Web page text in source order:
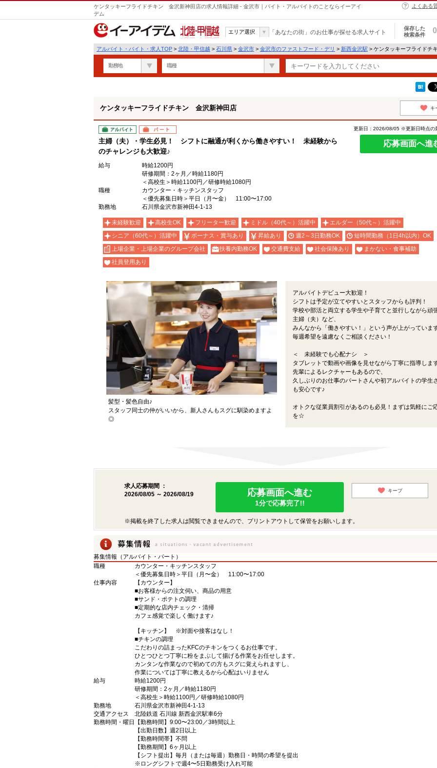
ケンタッキーフライドチキン 金沢新神田店の求人情報詳細 - 金沢市｜バイト・アルバイトのことならイーアイ
デム
よくある
北陸・甲信越
エリア選択 「あなたの街」のお仕事が探せる求人サイト
保存した
検索条件
0
アルバイト・バイト・求人TOP > 北陸・甲信越 > 石川県 > 金沢市 > 金沢市のファストフード・デリ > 新西金沢駅 > ケンタッキーフライドチ
勤務地 職種
ケンタッキーフライドチキン 金沢新神田店 キ
アルバイト パート
主婦（夫）・学生必見！ シフトに融通が利くから働きやすい！ 未経験から
のチャレンジも大歓迎♪
更新日：2026/08/05 ※更新日時点の
応募画面へ進
給与
時給1200円
研修期間：2ヶ月／時給1180円
＜高校生＞時給1100円／研修時給1080円
職種
カウンター・キッチンスタッフ
＜優先募集日時＞平日（月〜金） 11:00〜17:00
勤務地
石川県金沢市新神田4-1-13
未経験歓迎 高校生OK フリーター歓迎 ミドル（40代～）活躍中
エルダー（50代～）活躍中
シニア（60代～）活躍中
ボーナス・賞与あり 昇給あり 週2～3日勤務OK
短時間勤務（1日4h以内）OK
上場企業・上場企業のグループ会社
扶養内勤務OK 交通費支給 社会保険あり
まかない・食事補助
社員登用あり
髪型・髪色自由♪
スタッフ同士の仲がいいから、新人さんもスグに馴染めますよ
◎
アルバイトデビュー大歓迎！
シフトは予定が立てやすいとスタッフからも評判！
学校や部活と両立する学生や子育てと並行しながら頑
主婦（夫）など、
みんなから「働きやすい！」という声が上がっていま
毎週希望を遠慮なくご相談ください！
＜ 未経験でも心配ナシ ＞
タブレットで動画や画像を見せながら丁寧に指導しま
先輩によるレクチャーもあるので、
久しぶりのお仕事のパートさんや初アルバイトの学生
も安心です♪
オトクな従業員割引があるのも必見！まずは気軽にご
を☆
求人応募期間 ：
2026/08/05 ～ 2026/08/19
応募画面へ進む
1分で応募完了!!
キープ
※掲載を終了した求人は閲覧できませんので、プリントアウトして保管をお願いします。
募集情報（アルバイト・パート）
職種
カウンター・キッチンスタッフ
＜優先募集日時＞平日（月〜金） 11:00〜17:00
仕事内容
【カウンター】
■お客様からの注文伺い、商品の用意
■サンド・ポテトの調理
■定期的な店内チェック・清掃
カフェ感覚で楽しく働けます♪
【キッチン】 ※対面や接客はなし！
■チキンの調理
こだわりの詰まったKFCのチキンをつくるお仕事です。
ひとつひとつ丁寧に粉をまぶして揚げる作業をお任せします。
カンタンな作業なので初めての方もスグに覚えられますし、
作業については丁寧に教えるから心配はいりません
給与
時給1200円
研修期間：2ヶ月／時給1180円
＜高校生＞時給1100円／研修時給1080円
勤務地
石川県金沢市新神田4-1-13
交通アクセス
北陸鉄道 石川線 新西金沢駅車6分
勤務時間・曜日
【勤務時間】9:00〜23:00／3時間以上
【出勤日数】週2日以上
【勤務時間帯】不問
【勤務期間】6ヶ月以上
【シフト提出】毎月（または毎週）勤務日・時間の希望を提出
※ロングシフトで週4〜5日勤務受け入れ可能